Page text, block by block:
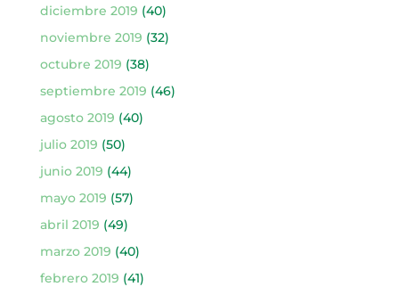
diciembre 2019 (40)
noviembre 2019 (32)
octubre 2019 (38)
septiembre 2019 (46)
agosto 2019 (40)
julio 2019 (50)
junio 2019 (44)
mayo 2019 (57)
abril 2019 (49)
marzo 2019 (40)
febrero 2019 (41)